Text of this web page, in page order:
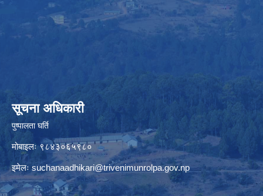
सूचना अधिकारी
पुष्पालता घर्ति
मोबाइलः ९८४३०६५९८०
इमेलःsuchanaadhikari@trivenimunrolpa.gov.np